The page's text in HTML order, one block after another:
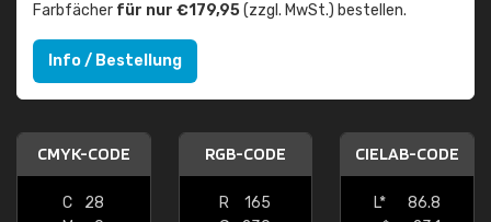
Farbfächer für nur €179,95(zzgl. MwSt.) bestellen.
Info / Bestellung
CMYK-CODE
C
28
RGB-CODE
R
165
CIELAB-CODE
L*
86.8